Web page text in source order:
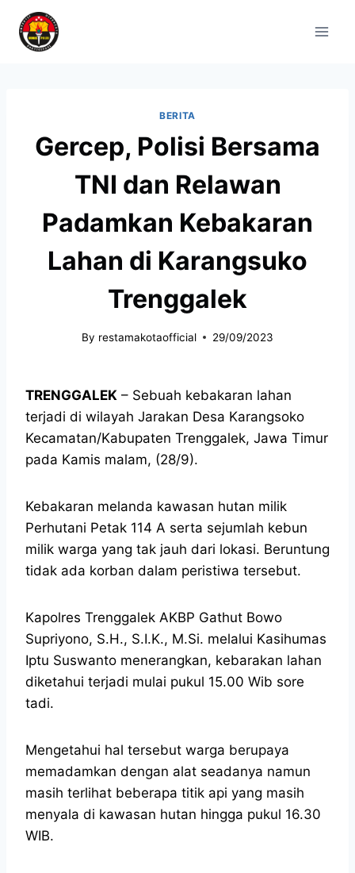
BERITA
Gercep, Polisi Bersama
TNI dan Relawan
Padamkan Kebakaran
Lahan di Karangsuko
Trenggalek
By restamakotaofficial 29/09/2023
TRENGGALEK – Sebuah kebakaran lahan
terjadi di wilayah Jarakan Desa Karangsoko
Kecamatan/Kabupaten Trenggalek, Jawa Timur
pada Kamis malam, (28/9).
Kebakaran melanda kawasan hutan milik
Perhutani Petak 114 A serta sejumlah kebun
milik warga yang tak jauh dari lokasi. Beruntung
tidak ada korban dalam peristiwa tersebut.
Kapolres Trenggalek AKBP Gathut Bowo
Supriyono, S.H., S.I.K., M.Si. melalui Kasihumas
Iptu Suswanto menerangkan, kebarakan lahan
diketahui terjadi mulai pukul 15.00 Wib sore
tadi.
Mengetahui hal tersebut warga berupaya
memadamkan dengan alat seadanya namun
masih terlihat beberapa titik api yang masih
menyala di kawasan hutan hingga pukul 16.30
WIB.